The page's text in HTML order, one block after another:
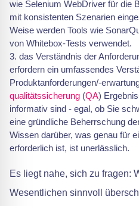
wie Selenium WebDriver für die
mit konsistenten Szenarien
Weise werden Tools wie
von Whitebox-Tests verwendet.
3. das Verständnis der
erfordern ein umfassendes
Produktanforderungen/-
qualitätssicherung (QA)
informativ sind - egal, ob Sie
eine gründliche Beherrschung
Wissen darüber, was genau für
erforderlich ist, ist unerlässlich.
Es liegt nahe, sich zu fragen:
Wesentlichen sinnvoll